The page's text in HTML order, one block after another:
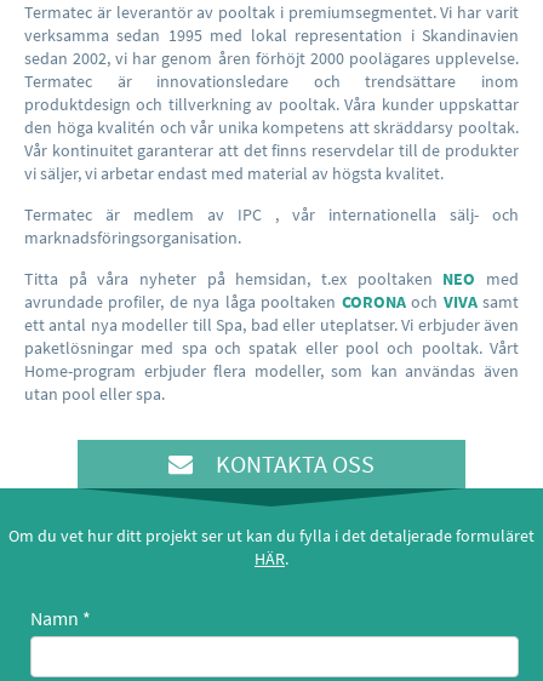
Termatec är leverantör av pooltak i premiumsegmentet. Vi har varit
verksamma sedan 1995 med lokal representation i Skandinavien
sedan 2002, vi har genom åren förhöjt 2000 poolägares upplevelse.
Termatec är innovationsledare och trendsättare inom
produktdesign och tillverkning av pooltak. Våra kunder uppskattar
den höga kvalitén och vår unika kompetens att skräddarsy pooltak.
Vår kontinuitet garanterar att det finns reservdelar till de produkter
vi säljer, vi arbetar endast med material av högsta kvalitet.
Termatec är medlem av IPC , vår internationella sälj- och
marknadsföringsorganisation.
Titta på våra nyheter på hemsidan, t.ex pooltaken NEO
med
avrundade profiler, de nya låga pooltaken CORONA och VIVA samt
ett antal nya modeller till Spa, bad eller uteplatser. Vi erbjuder även
paketlösningar med spa och spatak eller pool och pooltak. Vårt
Home-program erbjuder flera modeller, som kan användas även
utan pool eller spa.
KONTAKTA OSS
Om du vet hur ditt projekt ser ut kan du fylla i det detaljerade formuläret
HÄR.
Namn